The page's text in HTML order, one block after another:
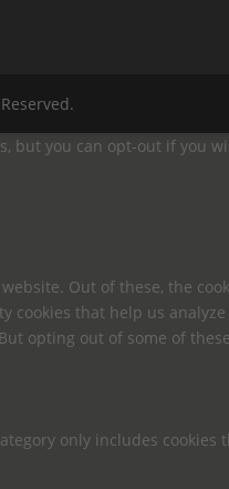
but you can opt-out if you
Out of these, the
that help us
opting out of some of
only includes